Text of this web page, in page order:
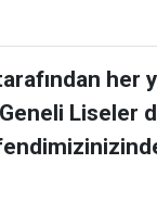
her
Liseler